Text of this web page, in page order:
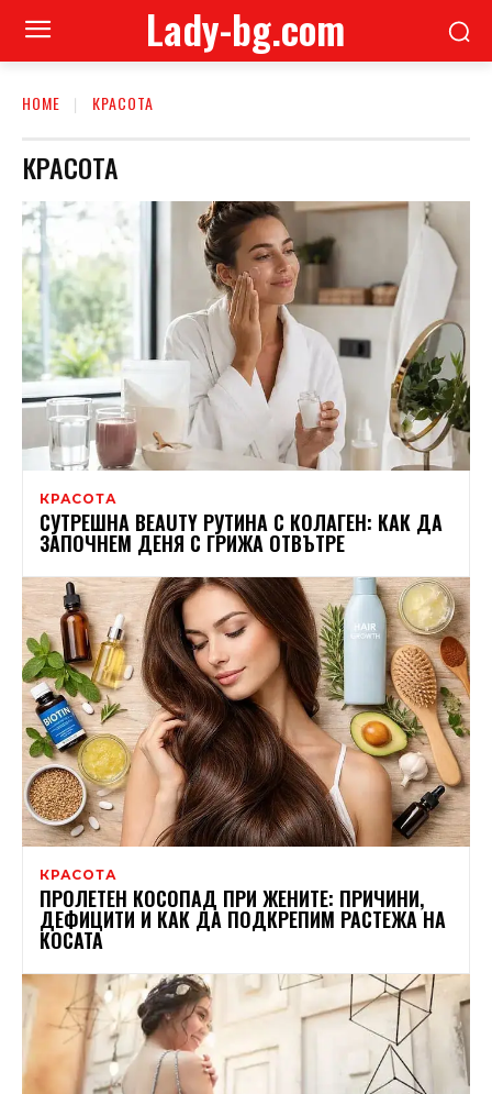
Lady-bg.com
HOME КРАСОТА
КРАСОТА
КРАСОТА
СУТРЕШНА BEAUTY РУТИНА С КОЛАГЕН: КАК ДА
ЗАПОЧНЕМ ДЕНЯ С ГРИЖА ОТВЪТРЕ
КРАСОТА
ПРОЛЕТЕН КОСОПАД ПРИ ЖЕНИТЕ: ПРИЧИНИ,
ДЕФИЦИТИ И КАК ДА ПОДКРЕПИМ РАСТЕЖА НА
КОСАТА